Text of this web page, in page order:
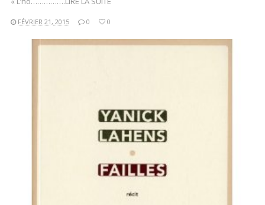
FÉVRIER 21, 2015 0 0
LIRE LA SUITE